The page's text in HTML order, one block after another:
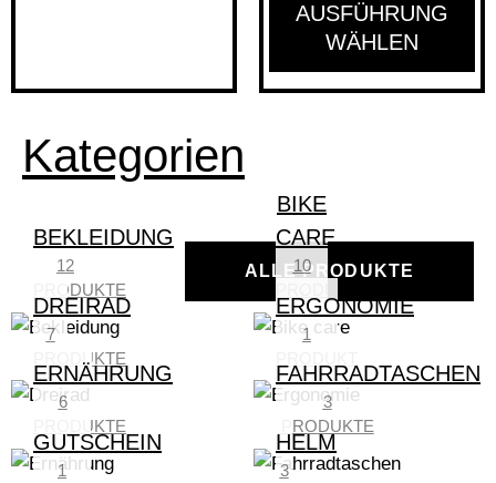
AUSFÜHRUNG
WÄHLEN
Kategorien
ALLE PRODUKTE
BEKLEIDUNG
12
PRODUKTE
BIKE
CARE
10
DREIRAD
7
PRODUKTE
ERGONOMIE
1
ERNÄHRUNG
6
PRODUKTE
FAHRRADTASCHEN
3
PRODUKTE
GUTSCHEIN
1
HELM
3